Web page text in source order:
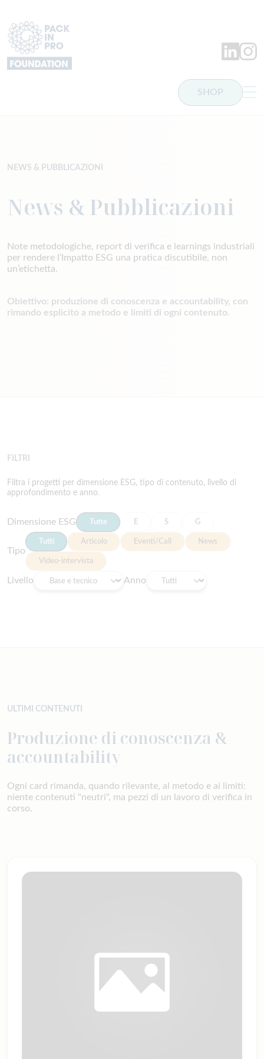
PackInPro
LinkedIn
SHOP
NEWS & PUBBLICAZIONI
News & Pubblicazioni
Note metodologiche, report di verifica e learnings industriali
per rendere l’Impatto ESG una pratica discutibile, non
un’etichetta.
Obiettivo: produzione di conoscenza e accountability, con
rimando esplicito a metodo e limiti di ogni contenuto.
FILTRI
Filtra i progetti per dimensione ESG, tipo di contenuto, livello di
approfondimento e anno.
Dimensione ESG Tutte E S G
Tipo
Tutti Articolo Eventi/Call News
Video-intervista
Livello Anno
ULTIMI CONTENUTI
Produzione di conoscenza &
accountability
Ogni card rimanda, quando rilevante, al metodo e ai limiti:
niente contenuti "neutri", ma pezzi di un lavoro di verifica in
corso.